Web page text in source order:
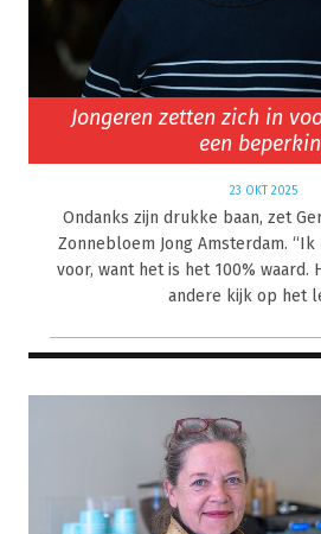
Jongeren zetten zich in
een
23 OKT 2025
Ondanks zijn drukke baan, zet
Zonnebloem Jong Amsterdam.
voor, want het is het 100% waard.
andere kijk op het